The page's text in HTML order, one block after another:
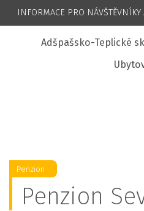
INFORMACE PRO
Adšpašsko-Teplické
Penzion
Penzion